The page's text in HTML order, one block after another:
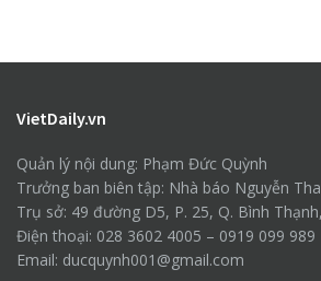
VietDaily.vn
Quản lý nội dung: Phạm Đức Quỳnh
Trưởng ban biên tập: Nhà báo Nguyễn
Trụ sở: 49 đường D5, P. 25, Q. Bình
Điện thoại: 028 3602 4005 – 0919 099 989
Email: ducquynh001@gmail.com